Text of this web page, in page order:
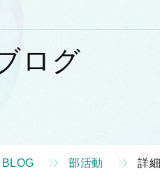
ログ
BLOG 部活動 詳